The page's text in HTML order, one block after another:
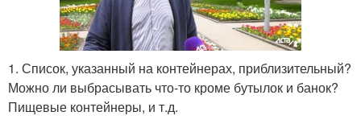
1. Список, указанный на контейнерах, приблизительный?
Можно ли выбрасывать что-то кроме бутылок и банок?
Пищевые контейнеры, и т.д.